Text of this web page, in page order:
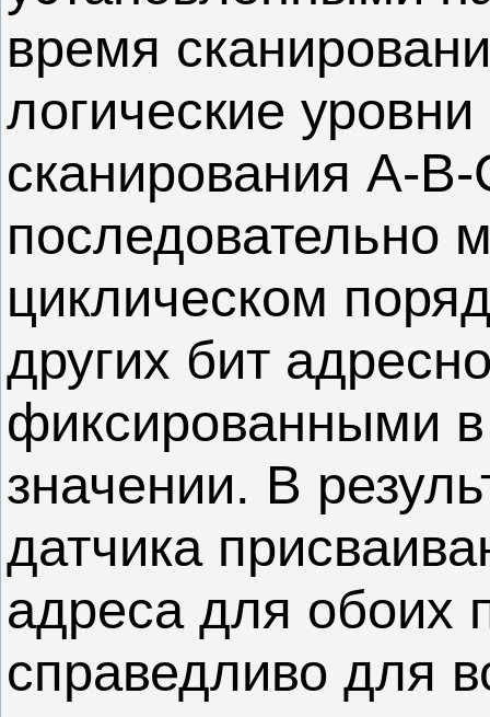
время
логические
сканирования A-
последовательно
циклическом
других бит
фиксированными
значении. В
датчика
адреса для обоих
справедливо для